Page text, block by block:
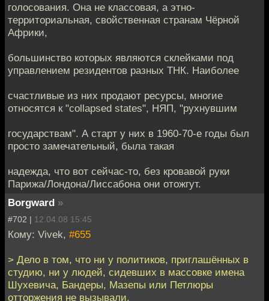
голосования. Она не классовая, а этно-
территориальная, свойственная странам Чёрной
Африки,
большинство которых являются склейками под
управлением резидентов разных ТНК. Наиболее
счастливые из них продают ресурсы, многие
относятся к "collapsed states", НЯП, "рухнувшим
государствам". А старт у них в 1960-70-е годы был
просто замечательный, была такая
надежда, что вот сейчас-то, без кровавой руки
Парижа/Лондона/Лиссабона они отожгут.
Borgward »
#702 | 12.04.08 15:45
Кому: Vivek, #655
> Дело в том, что ни у политиков, приглашённых в
студию, ни у людей, сидевших в массовке имена
Шухевича, Бандеры, Мазепы или Петлюры
отторжения не вызывали.